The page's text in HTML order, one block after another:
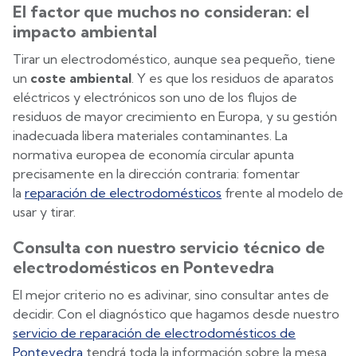
El factor que muchos no consideran: el
impacto ambiental
Tirar un electrodoméstico, aunque sea pequeño, tiene
un coste ambiental. Y es que los residuos de aparatos
eléctricos y electrónicos son uno de los flujos de
residuos de mayor crecimiento en Europa, y su gestión
inadecuada libera materiales contaminantes. La
normativa europea de economía circular apunta
precisamente en la dirección contraria: fomentar
la reparación de electrodomésticos frente al modelo de
usar y tirar.
Consulta con nuestro servicio técnico de
electrodomésticos en Pontevedra
El mejor criterio no es adivinar, sino consultar antes de
decidir. Con el diagnóstico que hagamos desde nuestro
servicio de reparación de electrodomésticos de
Pontevedra tendrá toda la información sobre la mesa.